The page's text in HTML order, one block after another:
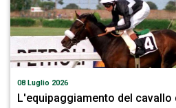
08 Luglio 2026
L'equipaggiamento del